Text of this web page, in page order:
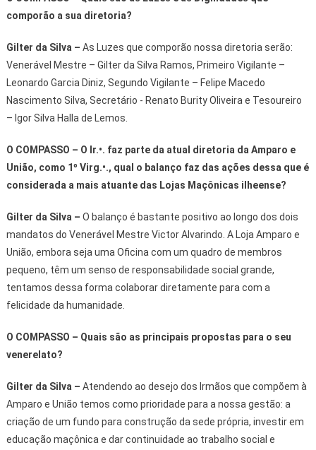
comporão a sua diretoria?
Gilter da Silva – As Luzes que comporão nossa diretoria serão:
Venerável Mestre – Gilter da Silva Ramos, Primeiro Vigilante –
Leonardo Garcia Diniz, Segundo Vigilante – Felipe Macedo
Nascimento Silva, Secretário - Renato Burity Oliveira e Tesoureiro
– Igor Silva Halla de Lemos.
O COMPASSO – O Ir.•. faz parte da atual diretoria da Amparo e
União, como 1º Virg.•., qual o balanço faz das ações dessa que é
considerada a mais atuante das Lojas Maçônicas ilheense?
Gilter da Silva – O balanço é bastante positivo ao longo dos dois
mandatos do Venerável Mestre Victor Alvarindo. A Loja Amparo e
União, embora seja uma Oficina com um quadro de membros
pequeno, têm um senso de responsabilidade social grande,
tentamos dessa forma colaborar diretamente para com a
felicidade da humanidade.
O COMPASSO – Quais são as principais propostas para o seu
venerelato?
Gilter da Silva – Atendendo ao desejo dos Irmãos que compõem à
Amparo e União temos como prioridade para a nossa gestão: a
criação de um fundo para construção da sede própria, investir em
educação maçônica e dar continuidade ao trabalho social e